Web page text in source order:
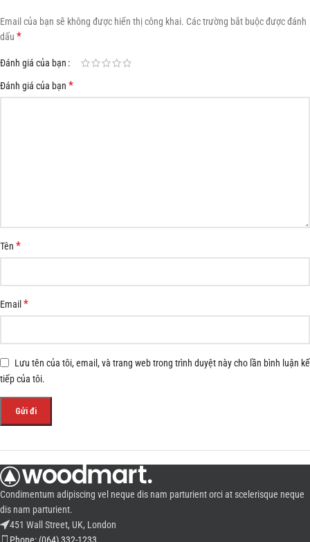
Email của bạn sẽ không được hiển thị công khai. Các trường bắt buộc được đánh
dấu *
Đánh giá của bạn
Đánh giá của bạn *
Tên *
Email*
Lưu tên của tôi, email, và trang web trong trình duyệt này cho lần bình luận kế
tiếp của tôi.
Condimentum adipiscing vel neque dis nam parturient orci at scelerisque neque
dis nam parturient.
451 Wall Street, UK, London
Phone: (064) 332-1233